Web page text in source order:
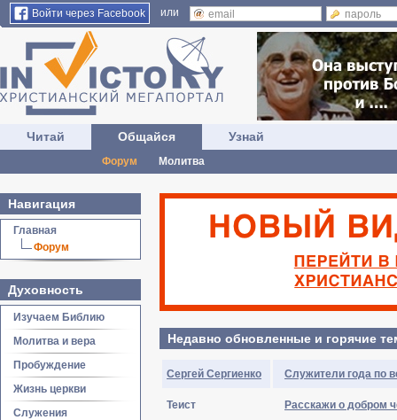
Войти через Facebook или
Читай Общайся
Форум Молитва
Узнай
Навигация
Главная
Форум
Духовность
Изучаем Библию
Молитва и вера
Пробуждение
Жизнь церкви
Служения
Недавно обновленные и горячие
Сергей Сергиенко Служители года по
Теист Расскажи о добром